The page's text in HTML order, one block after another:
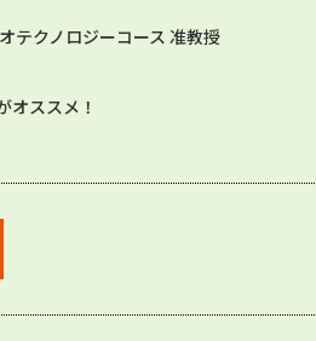
テクノロジーコース 准教授
オススメ！